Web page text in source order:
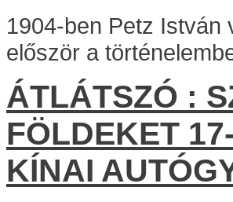
1904-ben Petz István
először a
ÁTLÁTSZÓ :
FÖLDEKET
KÍNAI